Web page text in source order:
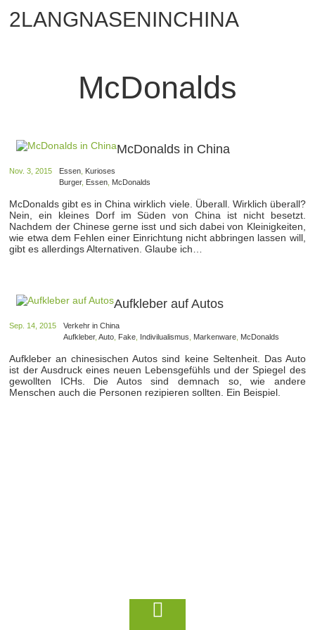
2LANGNASENINCHINA
McDonalds
McDonalds in China
Nov. 3, 2015 Essen Kurioses
Burger, Essen McDonalds
McDonalds gibt es in China wirklich viele. Überall. Wirklich überall?
Nein, ein kleines Dorf im Süden von China ist nicht besetzt.
Nachdem der Chinese gerne isst und sich dabei von Kleinigkeiten,
wie etwa dem Fehlen einer Einrichtung nicht abbringen lassen will,
gibt es allerdings Alternativen. Glaube ich…
Aufkleber auf Autos
Sep. 14, 2015
Verkehr in China
Aufkleber,Auto Fake Indivilualismus Markenware McDonalds
Aufkleber an chinesischen Autos sind keine Seltenheit. Das Auto
ist der Ausdruck eines neuen Lebensgefühls und der Spiegel des
gewollten ICHs. Die Autos sind demnach so, wie andere
Menschen auch die Personen rezipieren sollten. Ein Beispiel.